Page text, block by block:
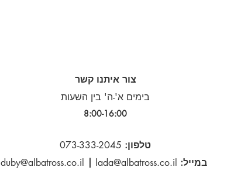
צור איתנו קשר
בימים א'-ה' בין השעות
8:00-16:00​
טלפון:
במייל:
duby@albatross.co.il | lada@albatross.co.il